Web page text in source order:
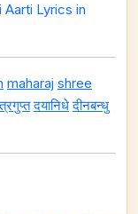
Aarti Lyrics in
maharaj shree
दयानिधे दीनबन्धु